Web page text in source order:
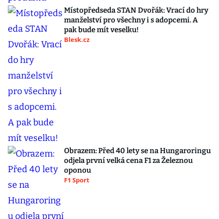
Místopředseda STAN Dvořák: Vrací do hry
manželství pro všechny i s adopcemi. A
pak bude mít veselku!
Blesk.cz
Obrazem: Před 40 lety se na Hungaroringu
odjela první velká cena F1 za Železnou
oponou
F1 Sport